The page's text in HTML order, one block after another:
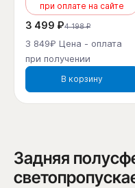
при оплате на сайте
3 499 ₽4 198 ₽
3 849₽ Цена - оплата
при получении
В корзину
Задняя